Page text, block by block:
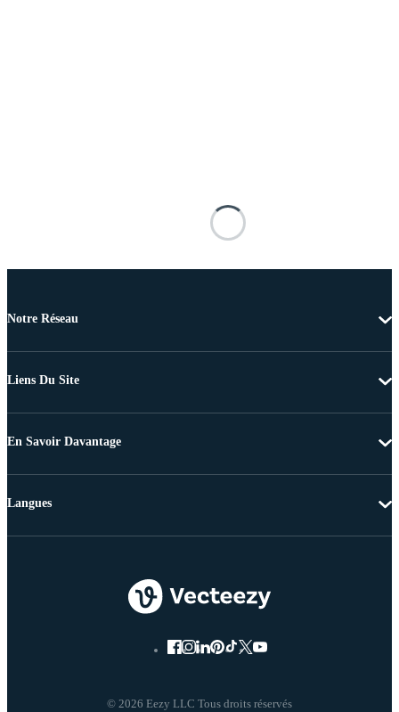
Notre Réseau
Liens Du Site
En Savoir Davantage
© 2026 Eezy LLC Tous droits réservés
Langues